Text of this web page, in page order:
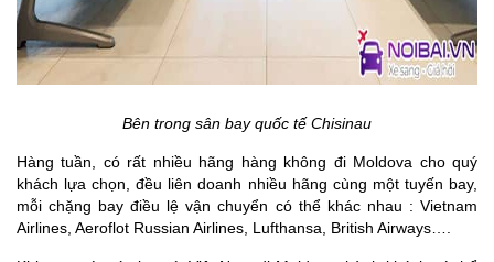
Bên trong sân bay quốc tế Chisinau
Hàng tuần, có rất nhiều hãng hàng không đi Moldova cho quý
khách lựa chọn, đều liên doanh nhiều hãng cùng một tuyến bay,
mỗi chặng bay điều lệ vận chuyển có thể khác nhau : Vietnam
Airlines, Aeroflot Russian Airlines, Lufthansa, British Airways….